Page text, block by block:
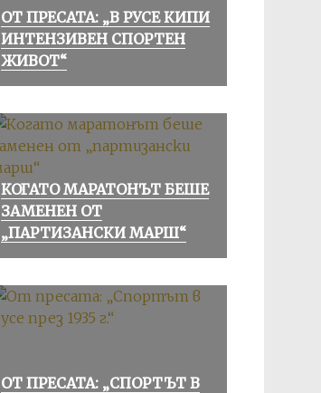
ОТ ПРЕСАТА: „В РУСЕ КИПИ
ИНТЕНЗИВЕН СПОРТЕН
ЖИВОТ“
КОГАТО МАРАТОНЪТ БЕШЕ
ЗАМЕНЕН ОТ
„ПАРТИЗАНСКИ МАРШ“
ОТ ПРЕСАТА: „СПОРТЪТ В